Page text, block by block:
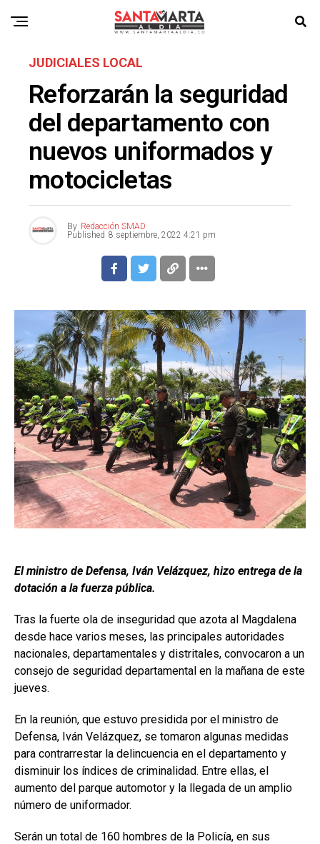
JUDICIALES LOCAL
Reforzarán la seguridad
del departamento con
nuevos uniformados y
motocicletas
By Redacción SMAD
Published 8 septiembre, 2022 4:21 pm
El ministro de Defensa, Iván Velázquez, hizo entrega de la
dotación a la fuerza pública.
Tras la fuerte ola de inseguridad que azota al Magdalena
desde hace varios meses, las principales autoridades
nacionales, departamentales y distritales, convocaron a un
consejo de seguridad departamental en la mañana de este
jueves.
En la reunión, que estuvo presidida por el ministro de
Defensa, Iván Velázquez, se tomaron algunas medidas
para contrarrestar la delincuencia en el departamento y
disminuir los índices de criminalidad. Entre ellas, el
aumento del parque automotor y la llegada de un amplio
número de uniformador.
Serán un total de 160 hombres de la Policía, en sus